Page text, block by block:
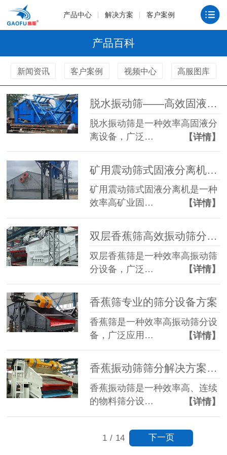
产品中心 解决方案 客户案例
产品百科
新闻资讯 客户案例 视频中心 高服图库
脱水振动筛——高效固液分离设备的核心选择
脱水振动筛是一种效率高固液分
离设备，广泛…
【详情】
矿用震动筛式固液分离机是一种
效率高矿业固…
【详情】
双层香蕉筛高效振动筛分的专业解决方案
双层香蕉筛是一种效率高振动筛
分设备，广泛…
【详情】
香蕉筛专业的筛分设备方案
香蕉筛是一种效率高振动筛分设
备，广泛应用…
【详情】
香蕉振动筛筛分解决方案的核心设备
香蕉振动筛是一种效率高、连续
的物料筛分设…
【详情】
1 / 14 下一页